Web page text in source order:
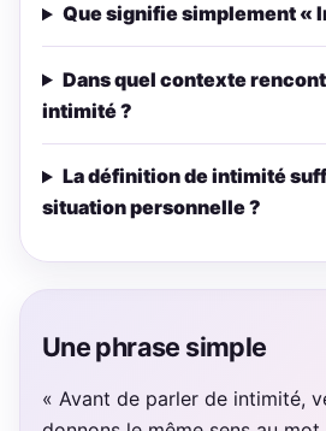
Que signifie simplement «
Dans quel contexte
intimité ?
La définition de intimité
situation personnelle ?
Une phrase simple
« Avant de parler de intimité,